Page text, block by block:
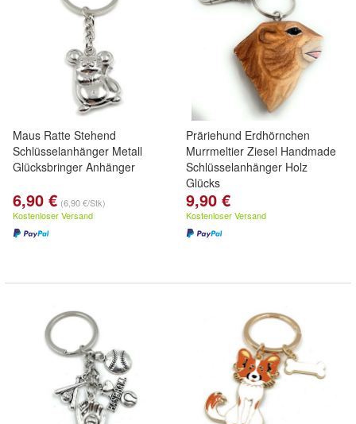
Maus Ratte Stehend
Schlüsselanhänger Metall
Glücksbringer Anhänger
6,90 € (6,90 €/Stk)
Kostenloser Versand
Präriehund Erdhörnchen
Murrmeltier Ziesel Handmade
Schlüsselanhänger Holz
Glücks
9,90 €
Kostenloser Versand